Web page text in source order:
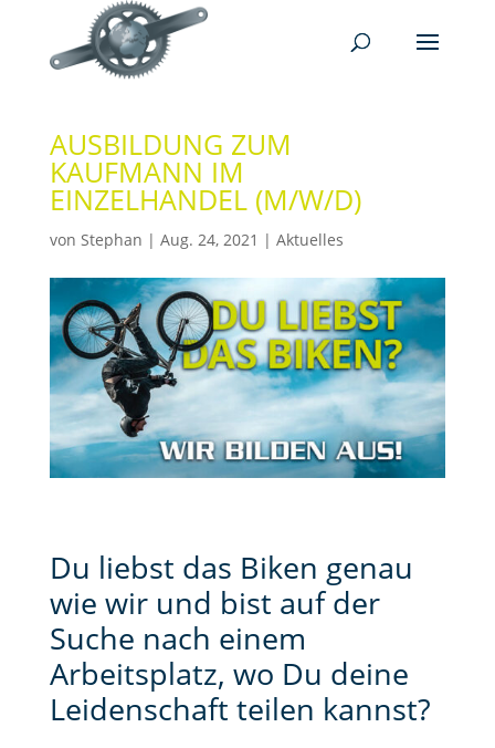
AUSBILDUNG ZUM
KAUFMANN IM
EINZELHANDEL (M/W/D)
von Stephan | Aug. 24, 2021 | Aktuelles
Du liebst das Biken genau
wie wir und bist auf der
Suche nach einem
Arbeitsplatz, wo Du deine
Leidenschaft teilen kannst?